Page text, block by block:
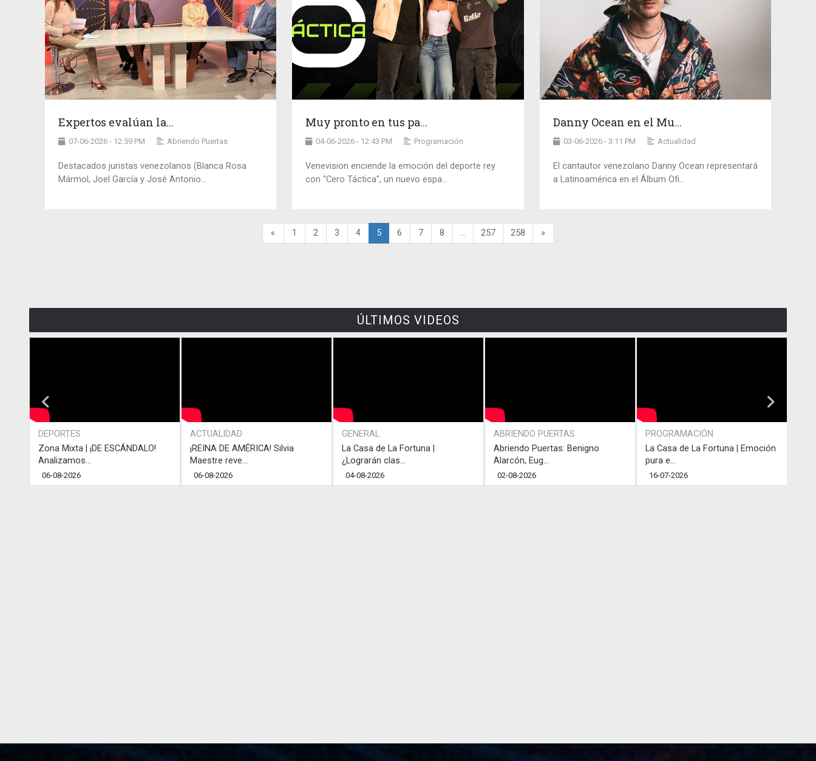
Expertos evalúan la...
07-06-2026 - 12:59 PM Abriendo Puertas
Destacados juristas venezolanos (Blanca Rosa
Mármol, Joel García y José Antonio...
Muy pronto en tus pa...
04-06-2026 - 12:43 PM Programación
Venevision enciende la emoción del deporte rey
con "Cero Táctica", un nuevo espa...
Danny Ocean en el Mu...
03-06-2026 - 3:11 PM Actualidad
El cantautor venezolano Danny Ocean representará
a Latinoamérica en el Álbum Ofi...
« 1 2 3 4 5 6 7 8 ... 257 258 »
ÚLTIMOS VIDEOS
DEPORTES
Zona Mixta | ¡DE ESCÁNDALO!
Analizamos...
06-08-2026
ACTUALIDAD
¡REINA DE AMÉRICA! Silvia
Maestre reve...
06-08-2026
GENERAL
La Casa de La Fortuna |
¿Lograrán clas...
04-08-2026
ABRIENDO PUERTAS
Abriendo Puertas: Benigno
Alarcón, Eug...
02-08-2026
PROGRAMACIÓN
La Casa de La Fortuna | Emoción
pura e...
16-07-2026